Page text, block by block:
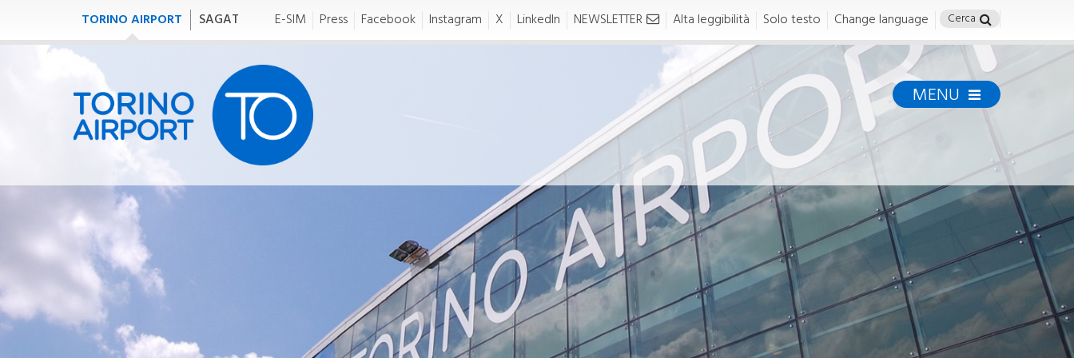
TORINO AIRPORT SAGAT E-SIM Press Facebook Instagram X LinkedIn NEWSLETTER Alta leggibilità Solo testo Change language
MENU
TO FLY
tofly
VOLI
Meteo
Orario generale
Mappa destinazioni
Compagnie aeree
TO MOVE
TRASPORTI E PARCHEGGI
In auto
In taxi
Parcheggi dell'Aeroporto di
Torino
Assicurazione volo protetto
TO LIVE
tolive
NEWS E SERVIZI
Torino Airport Pass
Fast Track
Piemonte Lounge
Cambio Valuta
Kids Area
TORINO GREEN
AIRPORT
torinogreenairport
MISSION E STRATEGIA
Mission, strategia e linee di
azione